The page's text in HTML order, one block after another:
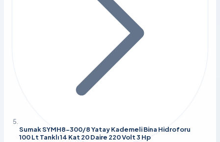
Sumak SYMH8-300/8 Yatay Kademeli Bina Hidroforu
100 Lt Tanklı 14 Kat 20 Daire 220 Volt 3 Hp